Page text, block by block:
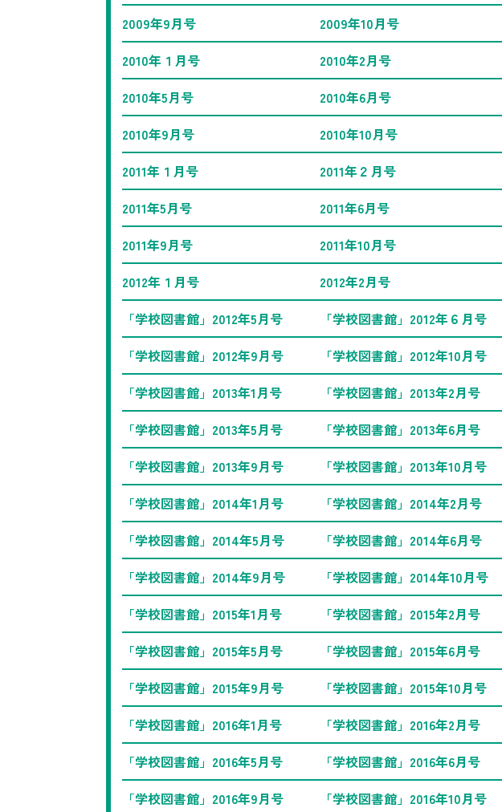
2009年9月号
2009年10月号
2010年１月号
2010年2月号
2010年5月号
2010年6月号
2010年9月号
2010年10月号
2011年１月号
2011年２月号
2011年5月号
2011年6月号
2011年9月号
2011年10月号
2012年１月号
2012年2月号
「学校図書館」2012年5月号
「学校図書館」2012年６月号
「学校図書館」2012年9月号
「学校図書館」2012年10月号
「学校図書館」2013年1月号
「学校図書館」2013年2月号
「学校図書館」2013年5月号
「学校図書館」2013年6月号
「学校図書館」2013年9月号
「学校図書館」2013年10月号
「学校図書館」2014年1月号
「学校図書館」2014年2月号
「学校図書館」2014年5月号
「学校図書館」2014年6月号
「学校図書館」2014年9月号
「学校図書館」2014年10月号
「学校図書館」2015年1月号
「学校図書館」2015年2月号
「学校図書館」2015年5月号
「学校図書館」2015年6月号
「学校図書館」2015年9月号
「学校図書館」2015年10月号
「学校図書館」2016年1月号
「学校図書館」2016年2月号
「学校図書館」2016年5月号
「学校図書館」2016年6月号
「学校図書館」2016年9月号
「学校図書館」2016年10月号